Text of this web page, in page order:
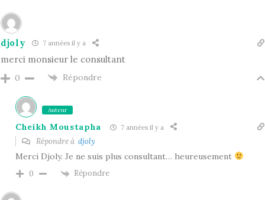
djoly 7 années il y a
merci monsieur le consultant
0 Répondre
Auteur
Cheikh Moustapha 7 années il y a
Répondre à djoly
Merci Djoly. Je ne suis plus consultant… heureusement
0 Répondre